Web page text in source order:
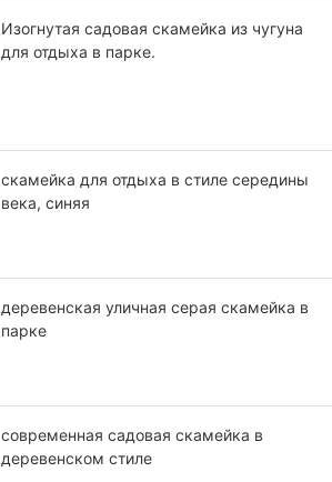
Изогнутая садовая скамейка из чугуна
для отдыха в парке.
скамейка для отдыха в стиле середины
века, синяя
деревенская уличная серая скамейка в
парке
современная садовая скамейка в
деревенском стиле